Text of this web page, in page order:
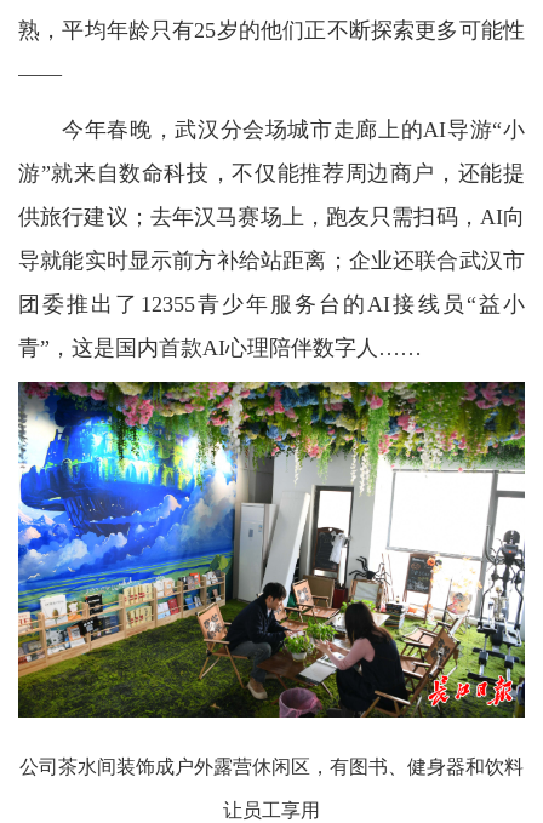
熟，平均年龄只有25岁的他们正不断探索更多可能性
——
今年春晚，武汉分会场城市走廊上的AI导游“小
游”就来自数命科技，不仅能推荐周边商户，还能提
供旅行建议；去年汉马赛场上，跑友只需扫码，AI向
导就能实时显示前方补给站距离；企业还联合武汉市
团委推出了12355青少年服务台的AI接线员“益小
青”，这是国内首款AI心理陪伴数字人……
公司茶水间装饰成户外露营休闲区，有图书、健身器和饮料
让员工享用